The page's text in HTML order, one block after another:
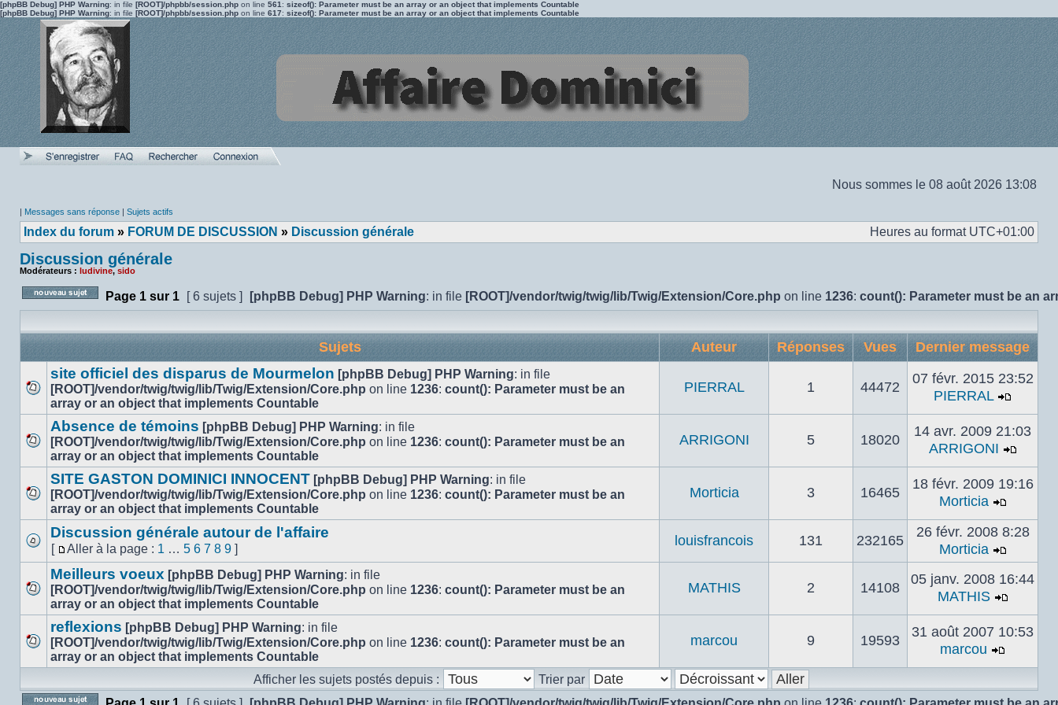
[phpBB Debug] PHP Warning: in file [ROOT]/phpbb/session.php on line 561 : sizeof(): Parameter must be an array or an object that implements Countable
[phpBB Debug] PHP Warning: in file [ROOT]/phpbb/session.php on line 617: sizeof(): Parameter must be an array or an object that implements Countable
Nous sommes le 08 août 2026 13:08
| Messages sans réponse | Sujets actifs
Index du forum » FORUM DE DISCUSSION » Discussion générale Heures au format UTC+01:00
Discussion générale
Modérateurs : ludivine, sido
Poster un nouveau sujet
Page 1 sur 1 [ 6 sujets ] [phpBB Debug] PHP Warning: in file [ROOT]/vendor/twig/twig/lib/Twig/Extension/Core.php on line 1236: count(): Parameter must be an
Sujets Auteur Réponses Vues Dernier message
Aucun
message
non
site officiel des disparus de Mourmelon [phpBB Debug] PHP Warning: in file
[ROOT]/vendor/twig/twig/lib/Twig/Extension/Core.php on line 1236: count(): Parameter must be an
array or an object that implements Countable
PIERRAL 1 44472
07 févr. 2015 23:52
PIERRAL
le
Aucun
message
non
Absence de témoins [phpBB Debug] PHP Warning: in file
[ROOT]/vendor/twig/twig/lib/Twig/Extension/Core.php on line 1236: count(): Parameter must be an
array or an object that implements Countable
ARRIGONI 5 18020
14 avr. 2009 21:03
ARRIGONI
le
Aucun
message
non
SITE GASTON DOMINICI INNOCENT [phpBB Debug] PHP Warning: in file
[ROOT]/vendor/twig/twig/lib/Twig/Extension/Core.php on line 1236: count(): Parameter must be an
array or an object that implements Countable
Morticia 3 16465
18 févr. 2009 19:16
Morticia
le
Aucun
message
non
Discussion générale autour de l'affaire
[
Aller
à
la
page
Aller à la page : 1 … 5 6 7 8 9 ]
louisfrancois 131 232165
26 févr. 2008 8:28
Morticia
Voir
le
dernier
Aucun
message
non
Meilleurs voeux [phpBB Debug] PHP Warning: in file
[ROOT]/vendor/twig/twig/lib/Twig/Extension/Core.php on line 1236: count(): Parameter must be an
array or an object that implements Countable
MATHIS 2 14108
05 janv. 2008 16:44
MATHIS
le
Aucun
message
lu
reflexions [phpBB Debug] PHP Warning: in file
[ROOT]/vendor/twig/twig/lib/Twig/Extension/Core.php on line 1236: count(): Parameter must be an
array or an object that implements Countable
marcou 9 19593
31 août 2007 10:53
marcou
dernier
Afficher les sujets postés depuis :
Trier par